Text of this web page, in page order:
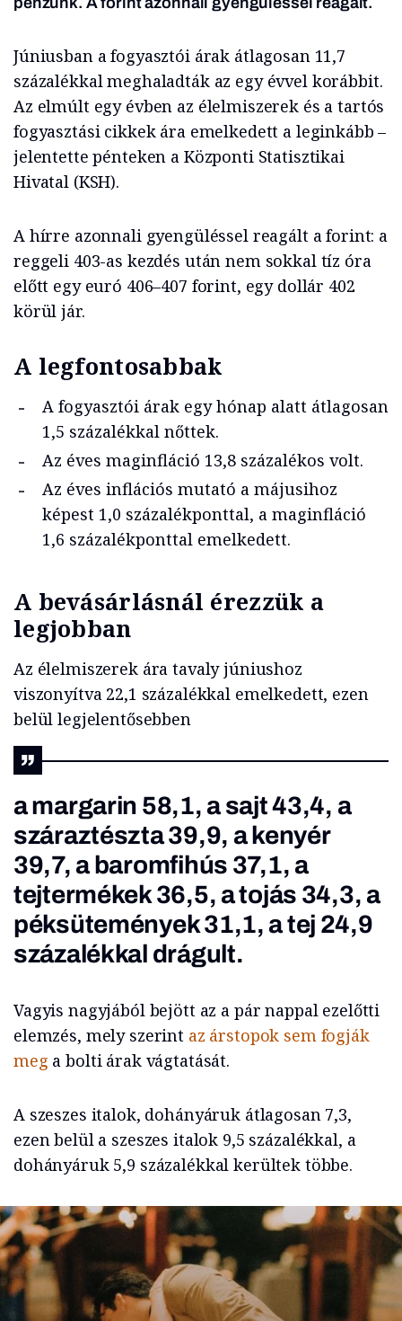
Júniusban a fogyasztói árak átlagosan 11,7
százalékkal meghaladták az egy évvel korábbit.
Az elmúlt egy évben az élelmiszerek és a tartós
fogyasztási cikkek ára emelkedett a leginkább –
jelentette pénteken a Központi Statisztikai
Hivatal (KSH).
A hírre azonnali gyengüléssel reagált a forint: a
reggeli 403-as kezdés után nem sokkal tíz óra
előtt egy euró 406–407 forint, egy dollár 402
körül jár.
A legfontosabbak
A fogyasztói árak egy hónap alatt átlagosan
1,5 százalékkal nőttek.
Az éves maginfláció 13,8 százalékos volt.
Az éves inflációs mutató a májusihoz
képest 1,0 százalékponttal, a maginfláció
1,6 százalékponttal emelkedett.
A bevásárlásnál érezzük a
legjobban
Az élelmiszerek ára tavaly júniushoz
viszonyítva 22,1 százalékkal emelkedett, ezen
belül legjelentősebben
a margarin 58,1, a sajt 43,4, a
száraztészta 39,9, a kenyér
39,7, a baromfihús 37,1, a
tejtermékek 36,5, a tojás 34,3, a
péksütemények 31,1, a tej 24,9
százalékkal drágult.
Vagyis nagyjából bejött az a pár nappal ezelőtti
elemzés, mely szerint az árstopok sem fogják
meg a bolti árak vágtatását.
A szeszes italok, dohányáruk átlagosan 7,3,
ezen belül a szeszes italok 9,5 százalékkal, a
dohányáruk 5,9 százalékkal kerültek többe.